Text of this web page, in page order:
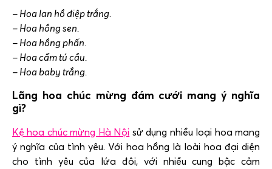
– Hoa lan hồ điệp trắng.
– Hoa hồng sen.
– Hoa hồng phấn.
– Hoa cẩm tú cầu.
– Hoa baby trắng.
Lãng hoa chúc mừng đám cưới mang ý nghĩa
gì?
Kệ hoa chúc mừng Hà Nội sử dụng nhiều loại hoa mang
ý nghĩa của tình yêu. Với hoa hồng là loài hoa đại diện
cho tình yêu của lứa đôi, với nhiều cung bậc cảm